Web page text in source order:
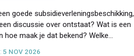
goede subsidieverleningsbeschikking,
discussie over ontstaat? Wat is een
maak je dat bekend? Welke…
5 NOV 2026